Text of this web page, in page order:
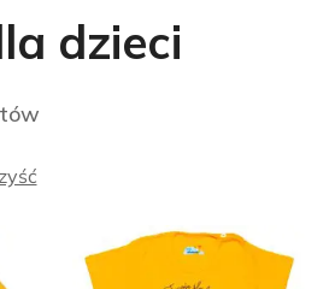
dzieci